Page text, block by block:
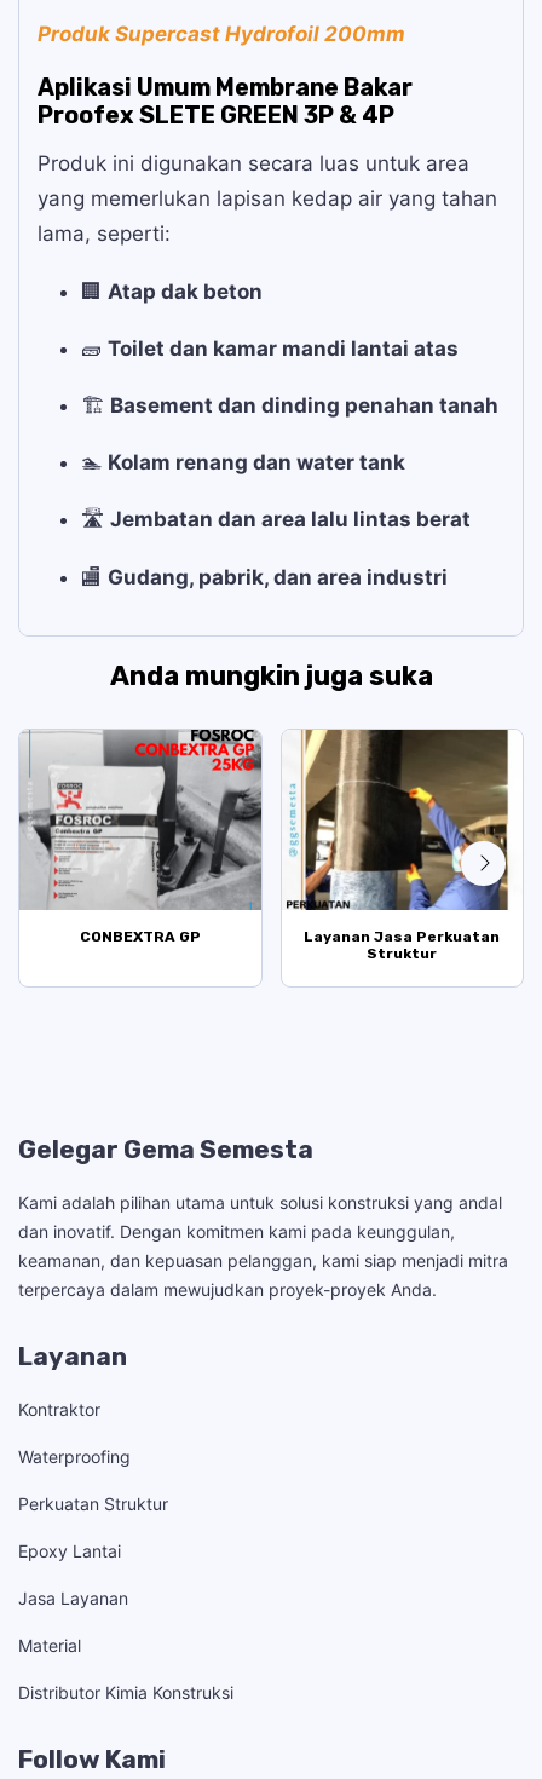
Produk Supercast Hydrofoil 200mm
Aplikasi Umum Membrane Bakar
Proofex SLETE GREEN 3P & 4P
Produk ini digunakan secara luas untuk area
yang memerlukan lapisan kedap air yang tahan
lama, seperti:
🏢 Atap dak beton
🧱Toilet dan kamar mandi lantai atas
🏗️ Basement dan dinding penahan tanah
🏊 Kolam renang dan water tank
🛣️Jembatan dan area lalu lintas berat
🏬 Gudang, pabrik, dan area industri
Anda mungkin juga suka
CONBEXTRA GP
Layanan Jasa Perkuatan
Struktur
Gelegar Gema Semesta
Kami adalah pilihan utama untuk solusi konstruksi yang andal
dan inovatif. Dengan komitmen kami pada keunggulan,
keamanan, dan kepuasan pelanggan, kami siap menjadi mitra
terpercaya dalam mewujudkan proyek-proyek Anda.
Layanan
Kontraktor
Waterproofing
Perkuatan Struktur
Epoxy Lantai
Jasa Layanan
Material
Distributor Kimia Konstruksi
Follow Kami